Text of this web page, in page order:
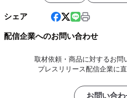
シェア
配信企業へのお問い合わせ
取材依頼・商品に対するお問
プレスリリース配信企業に
お問い合わ